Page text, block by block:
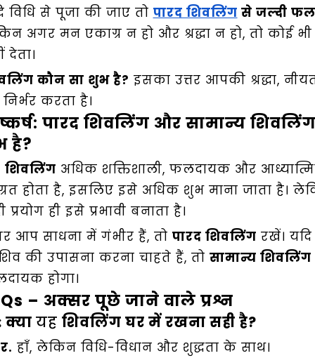
विधि से पूजा की जाए तो पारद शिवलिंग से जल्दी
अगर मन एकाग्र न हो और श्रद्धा न हो, तो कोई
देता।
कौन सा शुभ है? इसका उत्तर आपकी श्रद्धा,
करता है।
पारद शिवलिंग और सामान्य
है?
शिवलिंग अधिक शक्तिशाली, फलदायक और
होता है, इसलिए इसे अधिक शुभ माना जाता है।
प्रयोग ही इसे प्रभावी बनाता है।
आप साधना में गंभीर हैं, तो पारद शिवलिंग रखें।
की उपासना करना चाहते हैं, तो सामान्य शिवलिंग
होगा।
– अक्सर पूछे जाने वाले प्रश्न
क्यायहशिवलिंग घर में रखना सही है?
हाँ, लेकिन विधि-विधान और शुद्धता के साथ।